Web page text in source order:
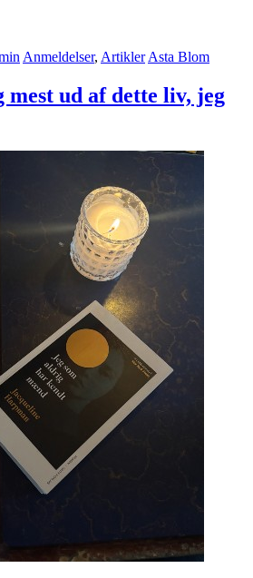
Anmeldelser, Artikler Asta Blom
ud af dette liv, jeg